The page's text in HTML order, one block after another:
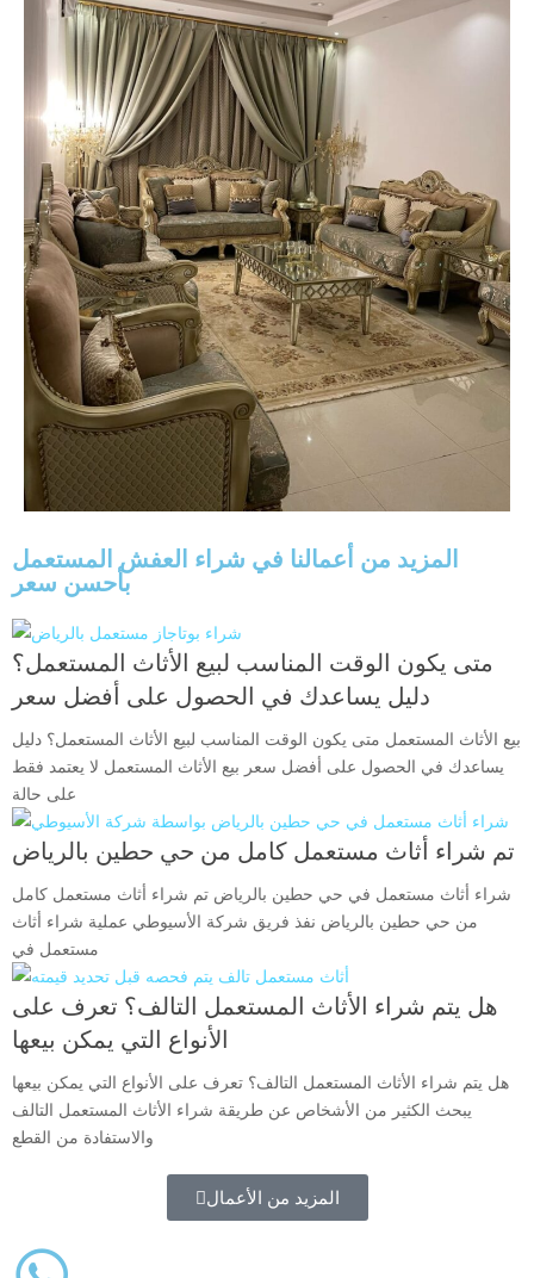
المزيد من أعمالنا في شراء العفش المستعمل
بأحسن سعر
متى يكون الوقت المناسب لبيع الأثاث المستعمل؟
دليل يساعدك في الحصول على أفضل سعر
بيع الأثاث المستعمل متى يكون الوقت المناسب لبيع الأثاث المستعمل؟ دليل
يساعدك في الحصول على أفضل سعر بيع الأثاث المستعمل لا يعتمد فقط
على حالة
تم شراء أثاث مستعمل كامل من حي حطين بالرياض
شراء أثاث مستعمل في حي حطين بالرياض تم شراء أثاث مستعمل كامل
من حي حطين بالرياض نفذ فريق شركة الأسيوطي عملية شراء أثاث
مستعمل في
هل يتم شراء الأثاث المستعمل التالف؟ تعرف على
الأنواع التي يمكن بيعها
هل يتم شراء الأثاث المستعمل التالف؟ تعرف على الأنواع التي يمكن بيعها
يبحث الكثير من الأشخاص عن طريقة شراء الأثاث المستعمل التالف
والاستفادة من القطع
المزيد من الأعمال